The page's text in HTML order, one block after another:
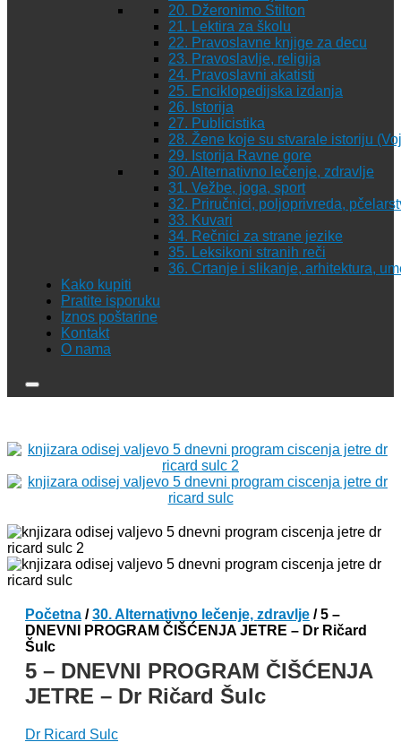
20. Džeronimo Stilton
21. Lektira za školu
22. Pravoslavne knjige za decu
23. Pravoslavlje, religija
24. Pravoslavni akatisti
25. Enciklopedijska izdanja
26. Istorija
27. Publicistika
28. Žene koje su stvarale istoriju
29. Istorija Ravne gore
30. Alternativno lečenje, zdravlje
31. Vežbe, joga, sport
32. Priručnici, poljoprivreda,
33. Kuvari
34. Rečnici za strane jezike
35. Leksikoni stranih reči
36. Crtanje i slikanje, arhitektura,
Kako kupiti
Pratite isporuku
Iznos poštarine
Kontakt
O nama
Početna /30. Alternativno lečenje, zdravlje / 5 –
DNEVNI PROGRAM ČIŠĆENJA JETRE – Dr Ričard
Šulc
5 – DNEVNI PROGRAM ČIŠĆENJA
JETRE – Dr Ričard Šulc
Dr Ricard Sulc